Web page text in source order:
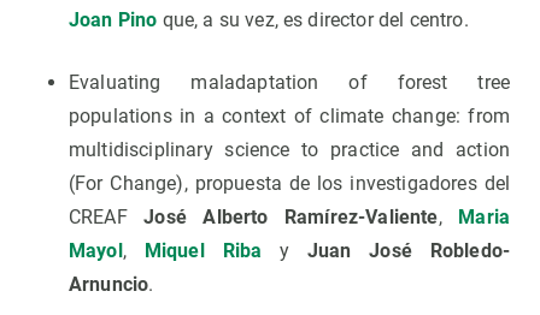
Joan Pino que, a su vez, es director del centro.
Evaluating maladaptation of forest tree
populations in a context of climate change: from
multidisciplinary science to practice and action
(For Change), propuesta de los investigadores del
CREAFJosé Alberto Ramírez-Valiente,
Maria
Mayol , Miquel Riba y Juan José Robledo-
Arnuncio.